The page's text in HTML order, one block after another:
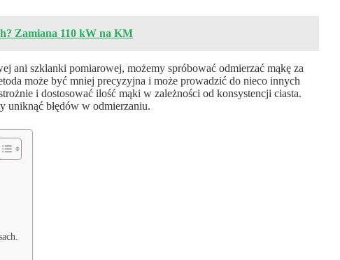
Zamiana 110 kW na KM
ani szklanki pomiarowej, możemy spróbować odmierzać mąkę za
może być mniej precyzyjna i może prowadzić do nieco innych
i dostosować ilość mąki w zależności od konsystencji ciasta.
uniknąć błędów w odmierzaniu.